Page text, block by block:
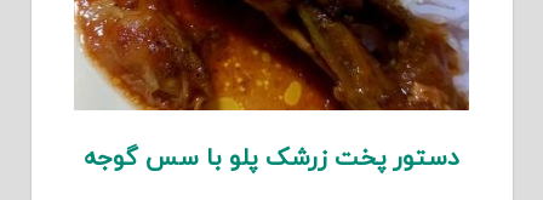
دستور پخت زرشک پلو با سس گوجه